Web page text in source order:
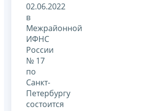
02.06.2022
в
Межрайонной
ИФНС
России
№ 17
по
Санкт-
Петербургу
состоится